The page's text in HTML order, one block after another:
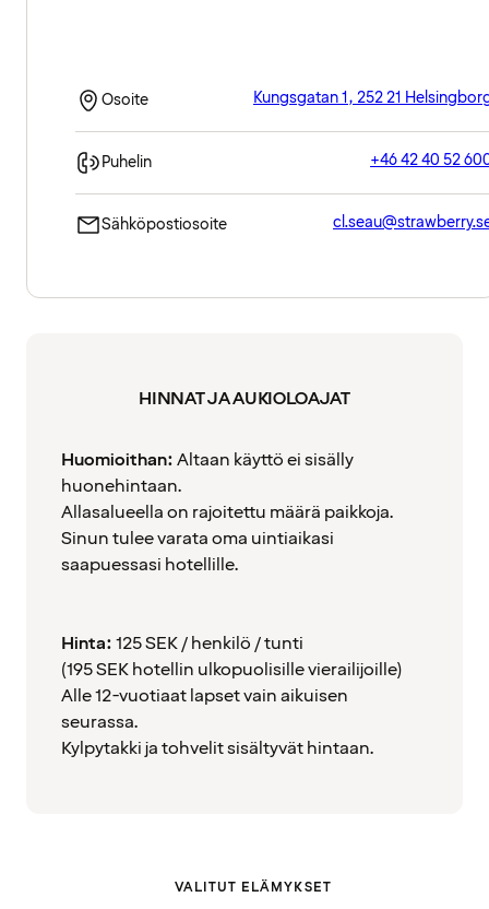
Osoite Kungsgatan 1, 252 21
Puhelin +46 42 40 52
Sähköpostiosoite
HINNAT JA AUKIOLOAJAT
Huomioithan:Altaan käyttö ei sisälly
huonehintaan.
Allasalueella on rajoitettu määrä paikkoja.
Sinun tulee varata oma uintiaikasi
saapuessasi hotellille.
Hinta:125 SEK / henkilö / tunti
(195 SEK hotellin ulkopuolisille vierailijoille)
Alle 12-vuotiaat lapset vain aikuisen
seurassa.
Kylpytakki ja tohvelit sisältyvät hintaan.
VALITUT ELÄMYKSET